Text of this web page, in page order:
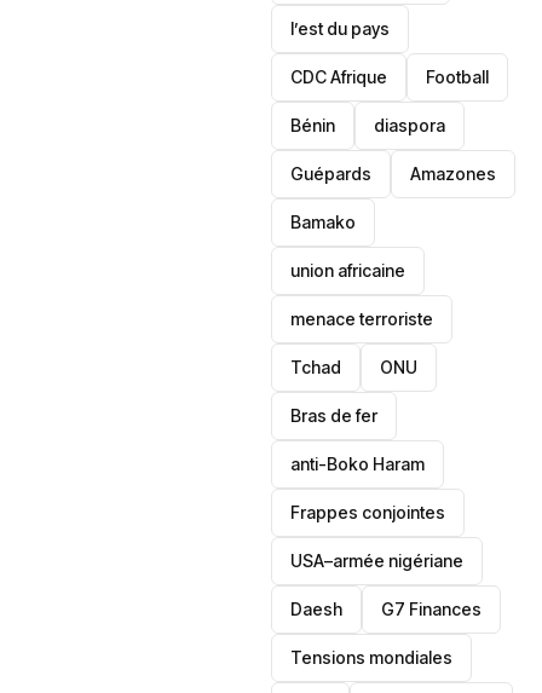
l’est du pays
CDC Afrique Football
Bénin diaspora
Guépards Amazones
Bamako
union africaine
menace terroriste
‎Tchad ONU
Bras de fer
anti-Boko Haram
Frappes conjointes
USA–armée nigériane
Daesh ‎G7 Finances
Tensions mondiales